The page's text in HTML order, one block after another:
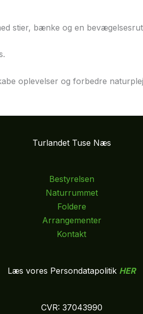
stier, bænke og en
oplevelser og forbedre
Turlandet Tuse Næs
Bestyrelsen
Naturrummet
Foldere
Arrangementer
Kontakt
Læs vores Persondatapolitik HER
CVR: 37043990